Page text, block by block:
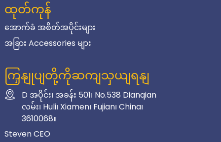
ထုတ်ကုန်
အောက်ခံ အစိတ်အပိုင်းများ
အခြား Accessories များ
ကြှနျုပျတို့ကိုဆကျသှယျရနျ
D အပိုင်း၊ အခန်း 501၊ No.538 Dianqian
လမ်း၊ Huli၊ Xiamen၊ Fujian၊ China၊
3610068။
Steven CEO